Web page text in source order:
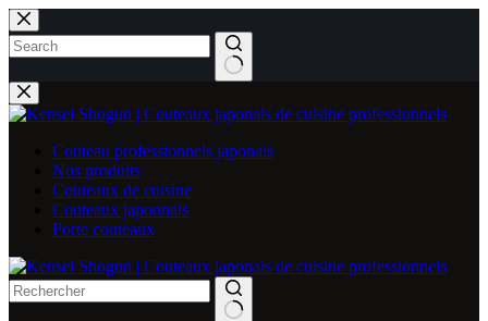
Passer
au
contenu
Aucun
résultat
Couteau professionnels japonais
Nos produits
Couteaux de cuisine
Couteaux japonnais
Porte couteaux